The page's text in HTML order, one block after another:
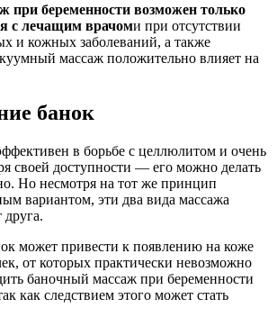
при беременности возможен только
с лечащим врачоми при отсутствии
и кожных заболеваний, а также
массаж положительно влияет на
банок
в борьбе с целлюлитом и очень
своей доступности — его можно делать
Но несмотря на тот же принцип
вариантом, эти два вида массажа
друга.
может привести к появлению на коже
от которых практически невозможно
баночный массаж при беременности
как следствием этого может стать